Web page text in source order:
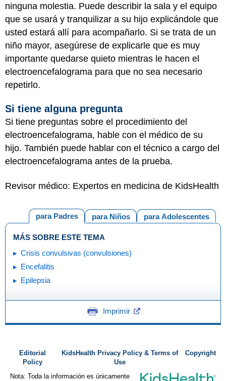
ninguna molestia. Puede describir la sala y el equipo
que se usará y tranquilizar a su hijo explicándole que
usted estará allí para acompañarlo. Si se trata de un
niño mayor, asegúrese de explicarle que es muy
importante quedarse quieto mientras le hacen el
electroencefalograma para que no sea necesario
repetirlo.
Si tiene alguna pregunta
Si tiene preguntas sobre el procedimiento del
electroencefalograma, hable con el médico de su
hijo. También puede hablar con el técnico a cargo del
electroencefalograma antes de la prueba.
Revisor médico: Expertos en medicina de KidsHealth
para Adolescentes
para Niños
para Padres
MÁS SOBRE ESTE TEMA
Crisis convulsivas (convulsiones)
Encefalitis
Epilepsia
Imprimir
Editorial
Policy
KidsHealth Privacy Policy & Terms of
Use
Copyright
Nota: Toda la información es únicamente